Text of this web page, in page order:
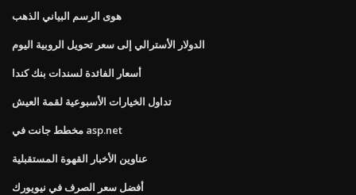
هوى الرسم البياني الذهب
الدولار الأسترالي إلى سعر تحويل الروبية اليوم
أسعار الفائدة لسندات بنك كندا
تداول الخيارات الأسبوعية لقمة العيش
مخطط جانت في asp.net
عناوين الأخبار القهوة المستقبلية
أفضل سعر الصرف في نيويورك